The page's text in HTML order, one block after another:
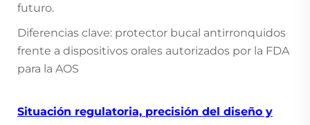
futuro.
Diferencias clave: protector bucal antirronquidos
frente a dispositivos orales autorizados por la FDA
para la AOS
Situación regulatoria, precisión del diseño y